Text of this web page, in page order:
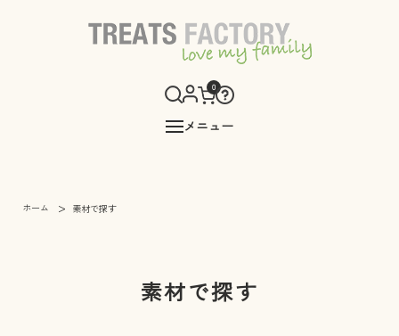
0
メニュー
ホーム > 素材で探す
素材で探す